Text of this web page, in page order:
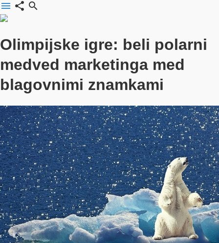
menu share search
Olimpijske igre: beli polarni
medved marketinga med
blagovnimi znamkami